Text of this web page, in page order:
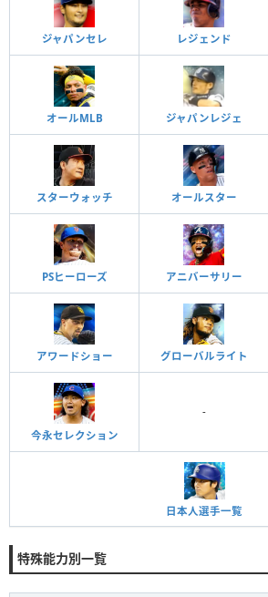
ジャパンセレ レジェンド
オールMLB ジャパンレジェ
スターウォッチ オールスター
PSヒーローズ アニバーサリー
アワードショー グローバルライト
今永セレクション
-
日本人選手一覧
特殊能力別一覧